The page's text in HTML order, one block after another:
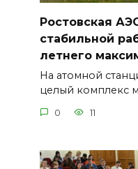
Ростовская
стабильной
летнего
На атомной
целый комплекс
0 11